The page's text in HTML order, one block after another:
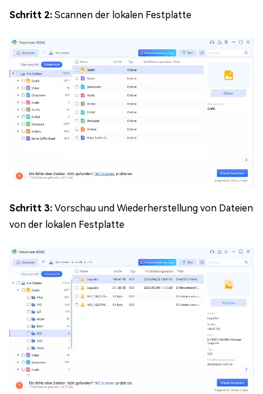
Schritt 2: Scannen der lokalen Festplatte
Schritt 3: Vorschau und Wiederherstellung von Dateien
von der lokalen Festplatte